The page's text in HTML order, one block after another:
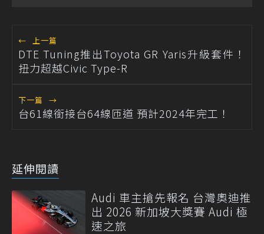
← 上一篇
DTE Tuning推出Toyota GR Yaris升級套件！
扭力超越Civic Type-R
下一篇 →
台61線銜接台64線匝道 預計2024年完工！
延伸閱讀
Audi 車主搶先報名 台灣奧迪推
出 2026 新加坡大獎賽 Audi 極
速之旅